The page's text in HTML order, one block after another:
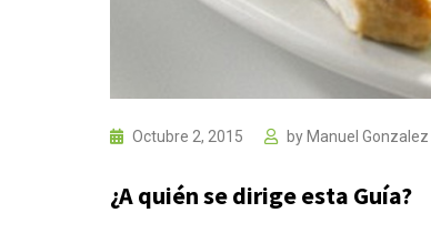
Octubre 2, 2015 byManuel Gonzalez
¿A quién se dirige esta Guía?